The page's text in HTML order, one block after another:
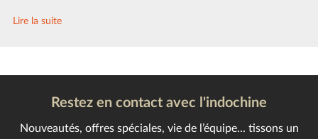
Lire la suite
Restez en contact avec l'indochine
Nouveautés, offres spéciales, vie de l’équipe... tissons un